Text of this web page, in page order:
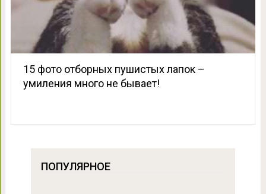
15 фото отборных пушистых лапок –
умиления много не бывает!
ПОПУЛЯРНОЕ